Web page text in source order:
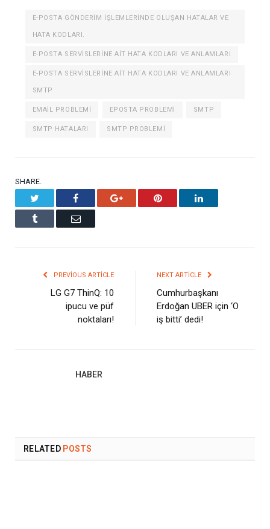
E-POSTA GÖNDERIM IŞLEMLERINDE OLUŞAN HATALAR VE
HATA KODLARI.
E-POSTA SERVISLERINE AIT HATA KODLARI VE ANLAMLARI
E-POSTA SERVISLERINE AIT HATA KODLARI VE ANLAMLARI
SMTP
EMAIL PROBLEMI EPOSTA PROBLEMI SMTP
SMTP HATALARI SMTP PROBLEMI
SHARE.
Facebook Google+ Pinterest LinkedIn
Tumblr Email
PREVIOUS ARTICLE
LG G7 ThinQ: 10
ipucu ve püf
noktaları!
NEXT ARTICLE
Cumhurbaşkanı
Erdoğan UBER için ‘O
iş bitti’ dedi!
HABER
RELATEDPOSTS